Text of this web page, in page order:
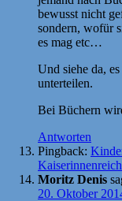
bewusst nicht
sondern, wofür
es mag etc…
Und siehe da,
unterteilen.
Bei Büchern
Antworten
Pingback:
Kaiserinnenreich
Moritz Denis
20. Oktober